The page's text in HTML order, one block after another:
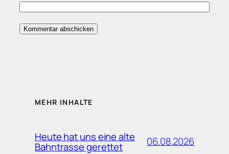
MEHR INHALTE
Heute hat uns eine alte
Bahntrasse gerettet 06.08.2026